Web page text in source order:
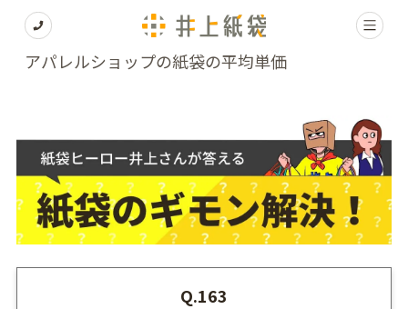
アパレルショップの紙袋の平均単価
Q.163